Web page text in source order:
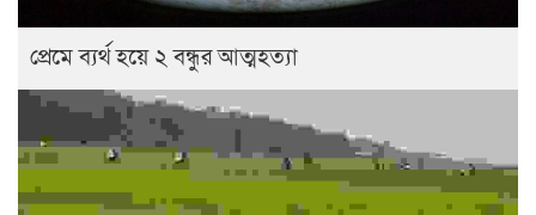
প্রেমে ব্যর্থ হয়ে ২ বন্ধুর আত্মহত্যা